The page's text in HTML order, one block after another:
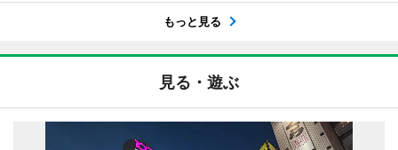
もっと見る
見る・遊ぶ